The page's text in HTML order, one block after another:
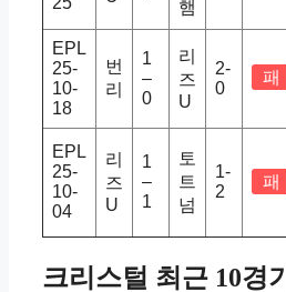
햄
EPL
25-
10-
18
번
리
1
–
0
리
즈
U
2-
0
패
EPL
25-
10-
04
리
즈
U
1
–
1
토
트
넘
1-
2
패
크리스털 최근 10경기